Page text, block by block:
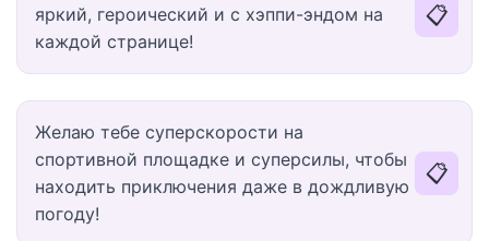
яркий, героический и с хэппи-эндом на
каждой странице!
📋
Желаю тебе суперскорости на
спортивной площадке и суперсилы, чтобы
находить приключения даже в дождливую
погоду!
📋